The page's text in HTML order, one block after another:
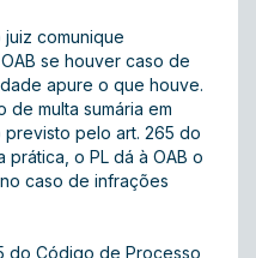
comunique
se houver caso de
apure o que houve.
de multa sumária em
pelo art. 265 do
o PL dá à OAB o
caso de infrações
do Código de Processo